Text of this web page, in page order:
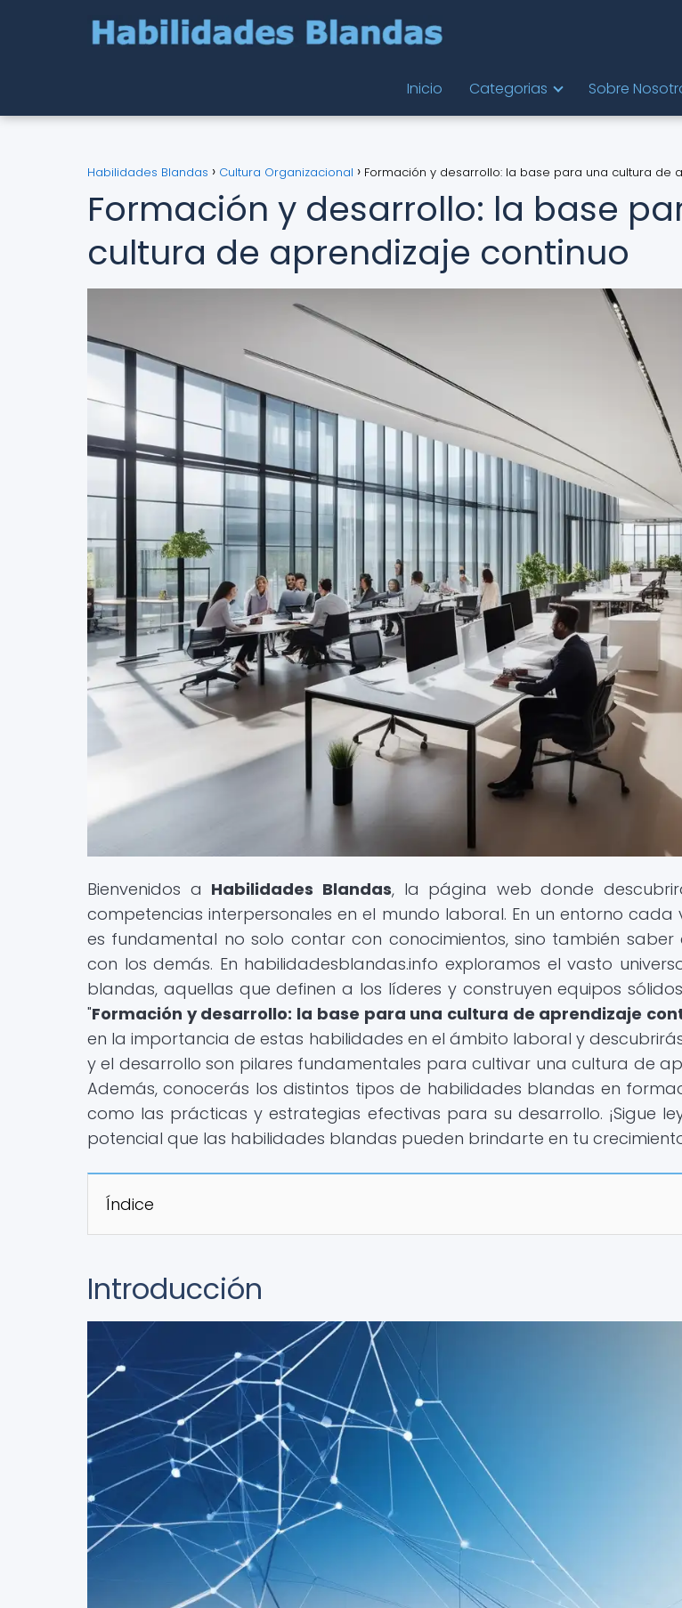
Inicio Categorias Sobre
Habilidades Blandas Cultura Organizacional Formación y desarrollo: la base para una cultura de
Formación y desarrollo: la base
cultura de aprendizaje continuo
Bienvenidos a Habilidades Blandas, la página web donde
competencias interpersonales en el mundo laboral. En un entorno
es fundamental no solo contar con conocimientos, sino también saber
con los demás. En habilidadesblandas.info exploramos el vasto
blandas, aquellas que definen a los líderes y construyen equipos
"Formación y desarrollo: la base para una cultura de aprendizaje
en la importancia de estas habilidades en el ámbito laboral y
y el desarrollo son pilares fundamentales para cultivar una cultura de
Además, conocerás los distintos tipos de habilidades blandas en
como las prácticas y estrategias efectivas para su desarrollo. ¡Sigue
potencial que las habilidades blandas pueden brindarte en tu
Índice
Introducción